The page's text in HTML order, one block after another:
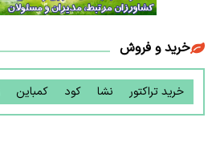
خرید و فروش
خرید تراکتور نشا کود کمباین